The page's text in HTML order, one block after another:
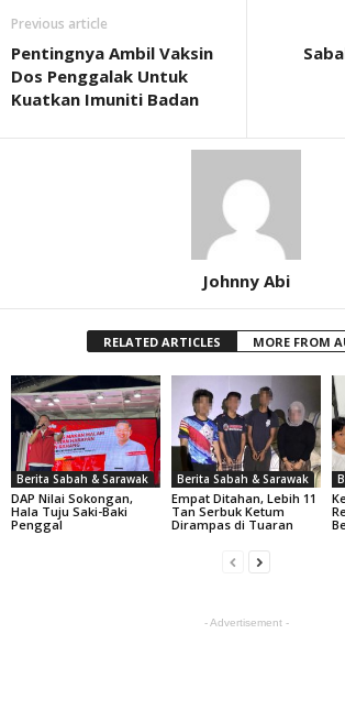
Previous article
Pentingnya Ambil Vaksin
Dos Penggalak Untuk
Kuatkan Imuniti Badan
Johnny Abi
RELATED ARTICLES MORE FROM
Berita Sabah & Sarawak
DAP Nilai Sokongan,
Hala Tuju Saki-Baki
Penggal
Berita Sabah & Sarawak
Empat Ditahan, Lebih 11
Tan Serbuk Ketum
Dirampas di Tuaran
- Advertisement -